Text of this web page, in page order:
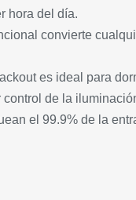
hora del día.
convierte
es ideal para
de la
el 99.9% de la